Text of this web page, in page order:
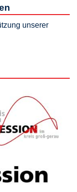
unserer